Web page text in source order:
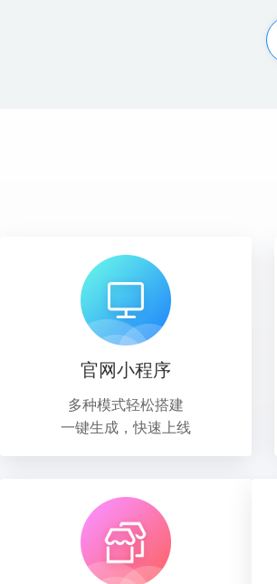
官网小程序
多种模式轻松搭建
一键生成，快速上线